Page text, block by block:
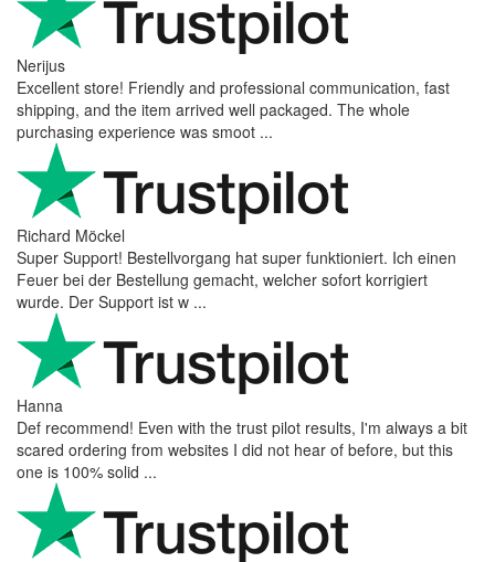
Nerijus
Excellent store! Friendly and professional communication, fast
shipping, and the item arrived well packaged. The whole
purchasing experience was smoot ...
Richard Möckel
Super Support! Bestellvorgang hat super funktioniert. Ich einen
Feuer bei der Bestellung gemacht, welcher sofort korrigiert
wurde. Der Support ist w ...
Hanna
Def recommend! Even with the trust pilot results, I'm always a bit
scared ordering from websites I did not hear of before, but this
one is 100% solid ...